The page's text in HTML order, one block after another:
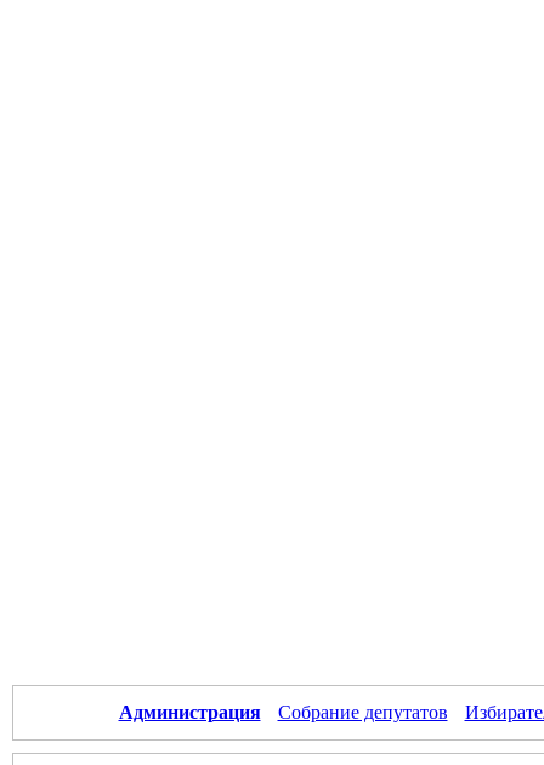
Администрация Собрание депутатов